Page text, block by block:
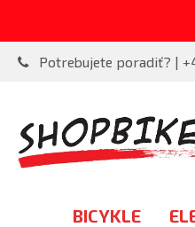
Potrebujete poradiť? |
BICYKLE